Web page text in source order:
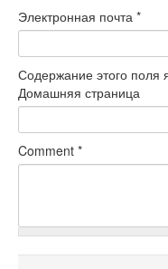
Электронная почта *
Содержание этого поля
Домашняя страница
Comment *